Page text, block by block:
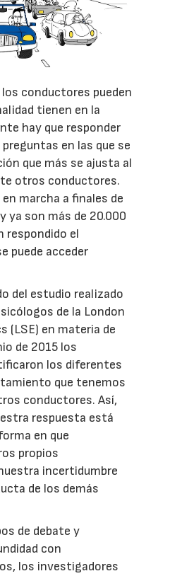
los conductores pueden
tienen en la
hay que responder
en las que se
que más se ajusta al
otros conductores.
marcha a finales de
ya son más de 20.000
respondido el
puede acceder
del estudio realizado
de la London
(LSE) en materia de
de 2015 los
los diferentes
que tenemos
conductores. Así,
respuesta está
en que
propios
incertidumbre
de los demás
de debate y
con
los investigadores